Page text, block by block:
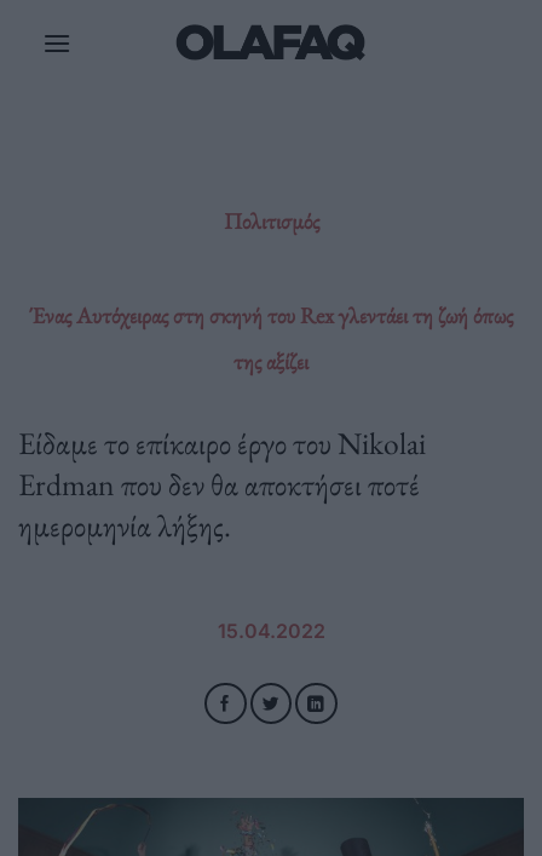
Πολιτισμός
Ένας Αυτόχειρας στη σκηνή του Rex γλεντάει τη ζωή όπως
της αξίζει
Eίδαμε το επίκαιρο έργο του Nikolai
Erdman που δεν θα αποκτήσει ποτέ
ημερομηνία λήξης.
15.04.2022